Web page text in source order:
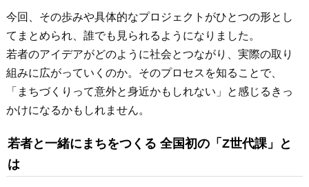
今回、その歩みや具体的なプロジェクトがひとつの形とし
てまとめられ、誰でも見られるようになりました。
若者のアイデアがどのように社会とつながり、実際の取り
組みに広がっていくのか。そのプロセスを知ることで、
「まちづくりって意外と身近かもしれない」と感じるきっ
かけになるかもしれません。
若者と一緒にまちをつくる 全国初の「Z世代課」と
は